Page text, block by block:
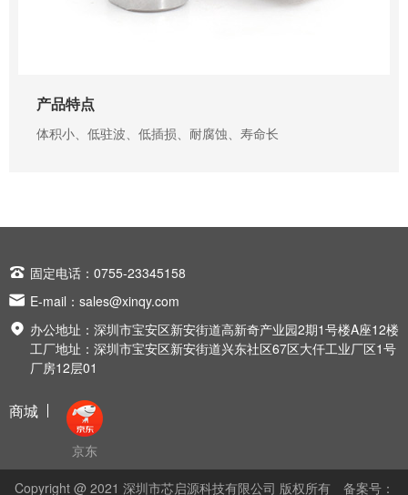
产品特点
体积小、低驻波、低插损、耐腐蚀、寿命长
 固定电话：0755-23345158
 E-mail： sales@xinqy.com
 办公地址：深圳市宝安区新安街道高新奇产业园2期1号楼A座12楼
工厂地址：深圳市宝安区新安街道兴东社区67区大仟工业厂区1号
厂房12层01
商城
京东
Copyright @ 2021 深圳市芯启源科技有限公司 版权所有 备案号：